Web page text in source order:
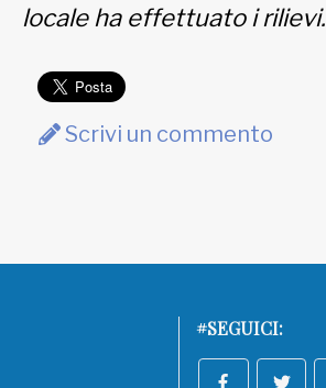
locale ha effettuato i rilievi.
Scrivi un commento
#SEGUICI: